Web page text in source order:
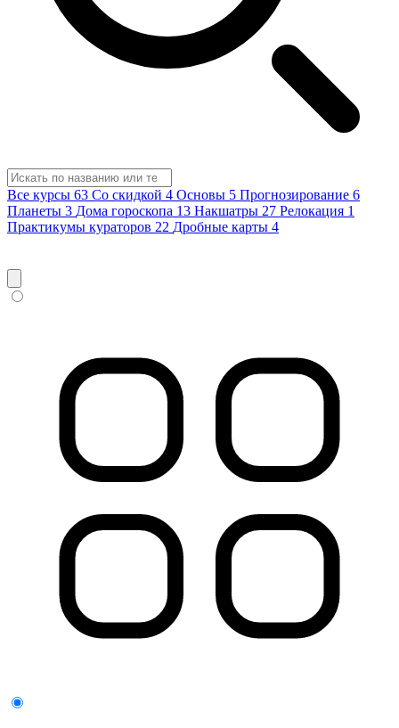
Все курсы 63 Со скидкой 4 Основы 5 Прогнозирование 6
Планеты 3 Дома гороскопа 13 Накшатры 27 Релокация 1
Практикумы кураторов 22 Дробные карты 4